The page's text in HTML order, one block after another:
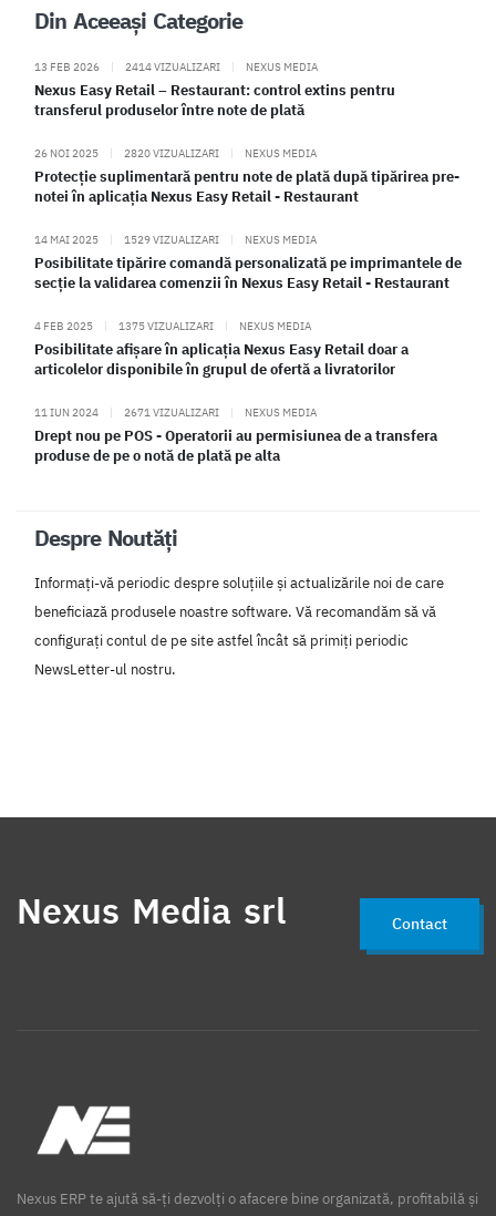
Din Aceeași Categorie
13 FEB 2026 | 2414 VIZUALIZARI | NEXUS MEDIA
Nexus Easy Retail – Restaurant: control extins pentru
transferul produselor între note de plată
26 NOI 2025 | 2820 VIZUALIZARI | NEXUS MEDIA
Protecție suplimentară pentru note de plată după tipărirea pre-
notei în aplicația Nexus Easy Retail - Restaurant
14 MAI 2025 | 1529 VIZUALIZARI | NEXUS MEDIA
Posibilitate tipărire comandă personalizată pe imprimantele de
secție la validarea comenzii în Nexus Easy Retail - Restaurant
4 FEB 2025 | 1375 VIZUALIZARI | NEXUS MEDIA
Posibilitate afișare în aplicația Nexus Easy Retail doar a
articolelor disponibile în grupul de ofertă a livratorilor
11 IUN 2024 | 2671 VIZUALIZARI | NEXUS MEDIA
Drept nou pe POS - Operatorii au permisiunea de a transfera
produse de pe o notă de plată pe alta
Despre Noutăți
Informați-vă periodic despre soluțiile și actualizările noi de care
beneficiază produsele noastre software. Vă recomandăm să vă
configurați contul de pe site astfel încât să primiți periodic
NewsLetter-ul nostru.
Nexus Media srl Contact
Nexus ERP te ajută să-ți dezvolți o afacere bine organizată, profitabilă și